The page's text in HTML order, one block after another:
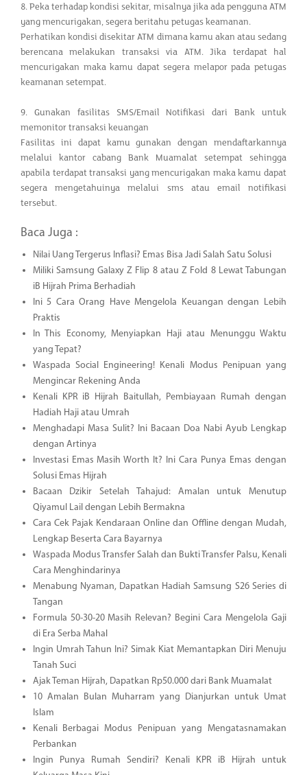
8. Peka terhadap kondisi sekitar, misalnya jika ada pengguna ATM
yang mencurigakan, segera beritahu petugas keamanan.
Perhatikan kondisi disekitar ATM dimana kamu akan atau sedang
berencana melakukan transaksi via ATM. Jika terdapat hal
mencurigakan maka kamu dapat segera melapor pada petugas
keamanan setempat.
9. Gunakan fasilitas SMS/Email Notifikasi dari Bank untuk
memonitor transaksi keuangan
Fasilitas ini dapat kamu gunakan dengan mendaftarkannya
melalui kantor cabang Bank Muamalat setempat sehingga
apabila terdapat transaksi yang mencurigakan maka kamu dapat
segera mengetahuinya melalui sms atau email notifikasi
tersebut.
Baca Juga :
Nilai Uang Tergerus Inflasi? Emas Bisa Jadi Salah Satu Solusi
Miliki Samsung Galaxy Z Flip 8 atau Z Fold 8 Lewat Tabungan
iB Hijrah Prima Berhadiah
Ini 5 Cara Orang Have Mengelola Keuangan dengan Lebih
Praktis
In This Economy, Menyiapkan Haji atau Menunggu Waktu
yang Tepat?
Waspada Social Engineering! Kenali Modus Penipuan yang
Mengincar Rekening Anda
Kenali KPR iB Hijrah Baitullah, Pembiayaan Rumah dengan
Hadiah Haji atau Umrah
Menghadapi Masa Sulit? Ini Bacaan Doa Nabi Ayub Lengkap
dengan Artinya
Investasi Emas Masih Worth It? Ini Cara Punya Emas dengan
Solusi Emas Hijrah
Bacaan Dzikir Setelah Tahajud: Amalan untuk Menutup
Qiyamul Lail dengan Lebih Bermakna
Cara Cek Pajak Kendaraan Online dan Offline dengan Mudah,
Lengkap Beserta Cara Bayarnya
Waspada Modus Transfer Salah dan Bukti Transfer Palsu, Kenali
Cara Menghindarinya
Menabung Nyaman, Dapatkan Hadiah Samsung S26 Series di
Tangan
Formula 50-30-20 Masih Relevan? Begini Cara Mengelola Gaji
di Era Serba Mahal
Ingin Umrah Tahun Ini? Simak Kiat Memantapkan Diri Menuju
Tanah Suci
Ajak Teman Hijrah, Dapatkan Rp50.000 dari Bank Muamalat
10 Amalan Bulan Muharram yang Dianjurkan untuk Umat
Islam
Kenali Berbagai Modus Penipuan yang Mengatasnamakan
Perbankan
Ingin Punya Rumah Sendiri? Kenali KPR iB Hijrah untuk